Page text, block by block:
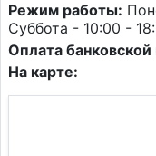
Режим работы:
Суббота - 10:00 -
Оплата банковской
На карте: